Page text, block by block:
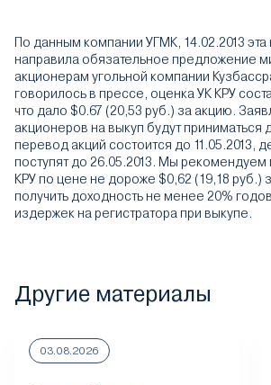
По данным компании УГМК, 14.02.2013 эта
направила обязательное предложение
акционерам угольной компании
говорилось в прессе, оценка УК КРУ
что дало $0.67 (20,53 руб.) за акцию.
акционеров на выкуп будут приниматься
перевод акций состоится до 11.05.2013,
поступят до 26.05.2013. Мы рекомендуем
КРУ по цене не дороже $0,62 (19,18 руб.)
получить доходность не менее 20%
издержек на регистратора при выкупе.
Другие материалы
03.08.2026